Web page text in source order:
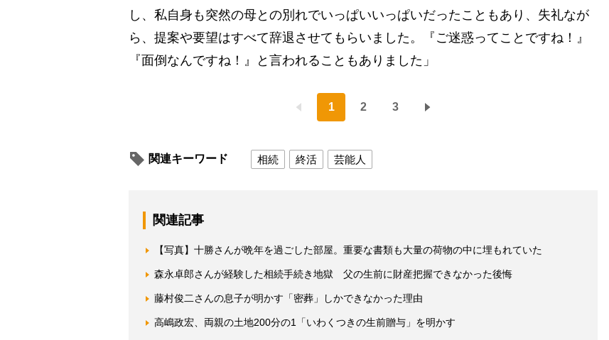
し、私自身も突然の母との別れでいっぱいいっぱいだったこともあり、失礼なが
ら、提案や要望はすべて辞退させてもらいました。『ご迷惑ってことですね！』
『面倒なんですね！』と言われることもありました」
1 2 3
関連キーワード 相続 終活 芸能人
関連記事
【写真】十勝さんが晩年を過ごした部屋。重要な書類も大量の荷物の中に埋もれていた
森永卓郎さんが経験した相続手続き地獄 父の生前に財産把握できなかった後悔
藤村俊二さんの息子が明かす「密葬」しかできなかった理由
高嶋政宏、両親の土地200分の1「いわくつきの生前贈与」を明かす